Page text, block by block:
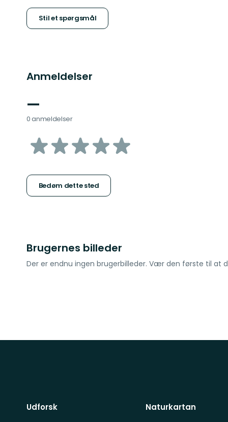
Stil et spørgsmål
Anmeldelser
—
0 anmeldelser
ud
5
Bedøm dette sted
Brugernes billeder
Der er endnu ingen brugerbilleder. Vær den første til at
Udforsk Naturkartan